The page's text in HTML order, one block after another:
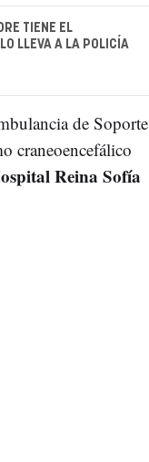
TIENE EL
LLEVA A LA POLICÍA
de Soporte
craneoencefálico
Reina Sofía